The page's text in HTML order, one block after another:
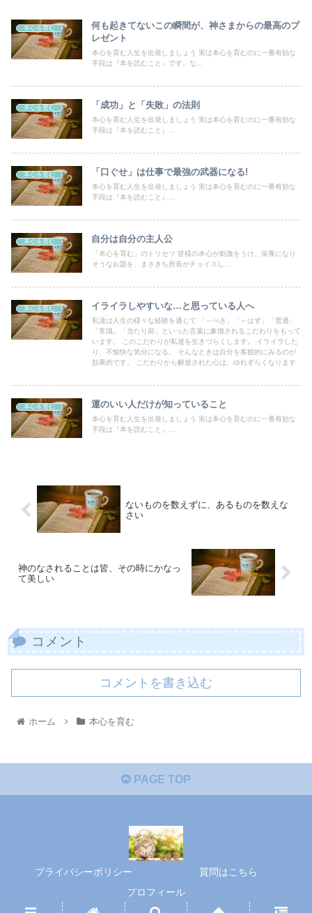
本心を育む
何も起きてないこの瞬間が、神さまからの最高のプ
レゼント
本心を育む人生を出発しましょう 実は本心を育むのに一番有効な
手段は『本を読むこと』です。な...
本心を育む 「成功」と「失敗」の法則
本心を育む人生を出発しましょう 実は本心を育むのに一番有効な
手段は『本を読むこと』...
本心を育む 「口ぐせ」は仕事で最強の武器になる!
本心を育む人生を出発しましょう 実は本心を育むのに一番有効な
手段は『本を読むこと』...
本心を育む 自分は自分の主人公
「本心を育む」のトリセツ 皆様の本心が刺激をうけ、栄養になり
そうなお題を、まさきち所長がチョイスし...
本心を育む イライラしやすいな…と思っている人へ
私達は人生の様々な経験を通じて 「～べき」「～はず」「普通」
「常識」「当たり前」といった言葉に象徴されるこだわりをもって
います。 このこだわりが私達を生きづらくします。 イライラした
り、不愉快な気分になる。 そんなときは自分を客観的にみるのが
効果的です。 こだわりから解放された心は、ゆれずらくなります
本心を育む 運のいい人だけが知っていること
本心を育む人生を出発しましょう 実は本心を育むのに一番有効な
手段は『本を読むこと』...
ないものを数えずに、あるものを数えな
さい
神のなされることは皆、その時にかなっ
て美しい
コメント
コメントを書き込む
ホーム 本心を育む
PAGE TOP
プライバシーポリシー
質問はこちら
プロフィール